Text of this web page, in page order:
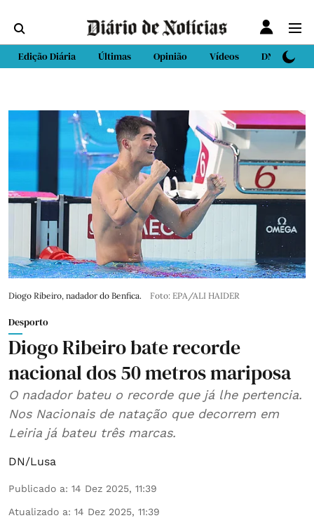
Edição Diária Últimas Opinião Vídeos DN Sport
Diogo Ribeiro, nadador do Benfica. Foto: EPA/ALI HAIDER
Desporto
Diogo Ribeiro bate recorde
nacional dos 50 metros mariposa
O nadador bateu o recorde que já lhe pertencia.
Nos Nacionais de natação que decorrem em
Leiria já bateu três marcas.
DN/Lusa
Publicado a: 14 Dez 2025, 11:39
Atualizado a: 14 Dez 2025, 11:39